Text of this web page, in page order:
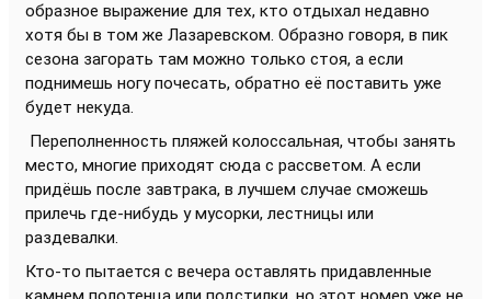
образное выражение для тех, кто отдыхал недавно
хотя бы в том же Лазаревском. Образно говоря, в пик
сезона загорать там можно только стоя, а если
поднимешь ногу почесать, обратно её поставить уже
будет некуда.
Переполненность пляжей колоссальная, чтобы занять
место, многие приходят сюда с рассветом. А если
придёшь после завтрака, в лучшем случае сможешь
прилечь где-нибудь у мусорки, лестницы или
раздевалки.
Кто-то пытается с вечера оставлять придавленные